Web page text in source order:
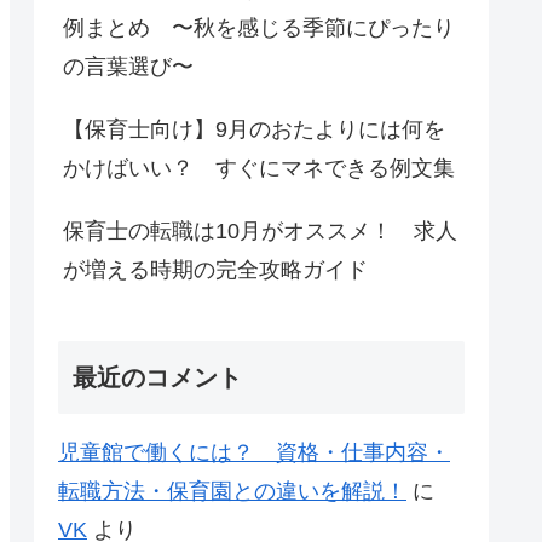
例まとめ 〜秋を感じる季節にぴったり
の言葉選び〜
【保育士向け】9月のおたよりには何を
かけばいい？ すぐにマネできる例文集
保育士の転職は10月がオススメ！ 求人
が増える時期の完全攻略ガイド
最近のコメント
児童館で働くには？ 資格・仕事内容・
転職方法・保育園との違いを解説！
に
VK より